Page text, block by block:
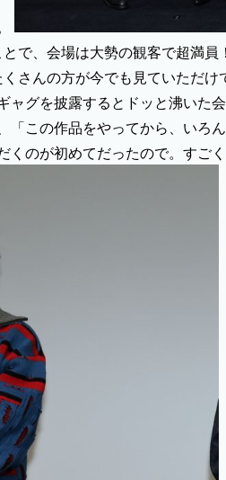
で、会場は大勢の観客で超満
さんの方が今でも見ていただ
ャグを披露するとドッと沸いた
「この作品をやってから、いろ
のが初めてだったので。すご